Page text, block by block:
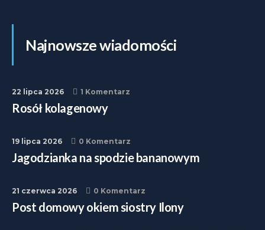
Najnowsze wiadomości
22 lipca 2026 1 Komentarz
Rosół kolagenowy
19 lipca 2026 0 Komentarz
Jagodzianka na spodzie bananowym
21 czerwca 2026 0 Komentarz
Post domowy okiem siostry Ilony